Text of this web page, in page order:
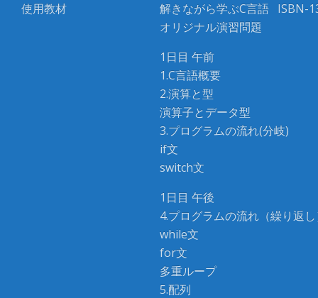
使用教材
解きながら学ぶC言語 ISBN-
オリジナル演習問題
1日目 午前
1.C言語概要
2.演算と型
演算子とデータ型
3.プログラムの流れ(分岐)
if文
switch文
1日目 午後
4.プログラムの流れ（繰り返
while文
for文
多重ループ
5.配列